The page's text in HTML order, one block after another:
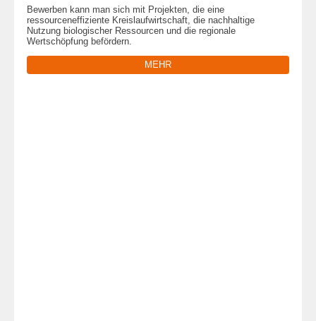
Bewerben kann man sich mit Projekten, die eine
ressourceneffiziente Kreislaufwirtschaft, die nachhaltige
Nutzung biologischer Ressourcen und die regionale
Wertschöpfung befördern.
MEHR